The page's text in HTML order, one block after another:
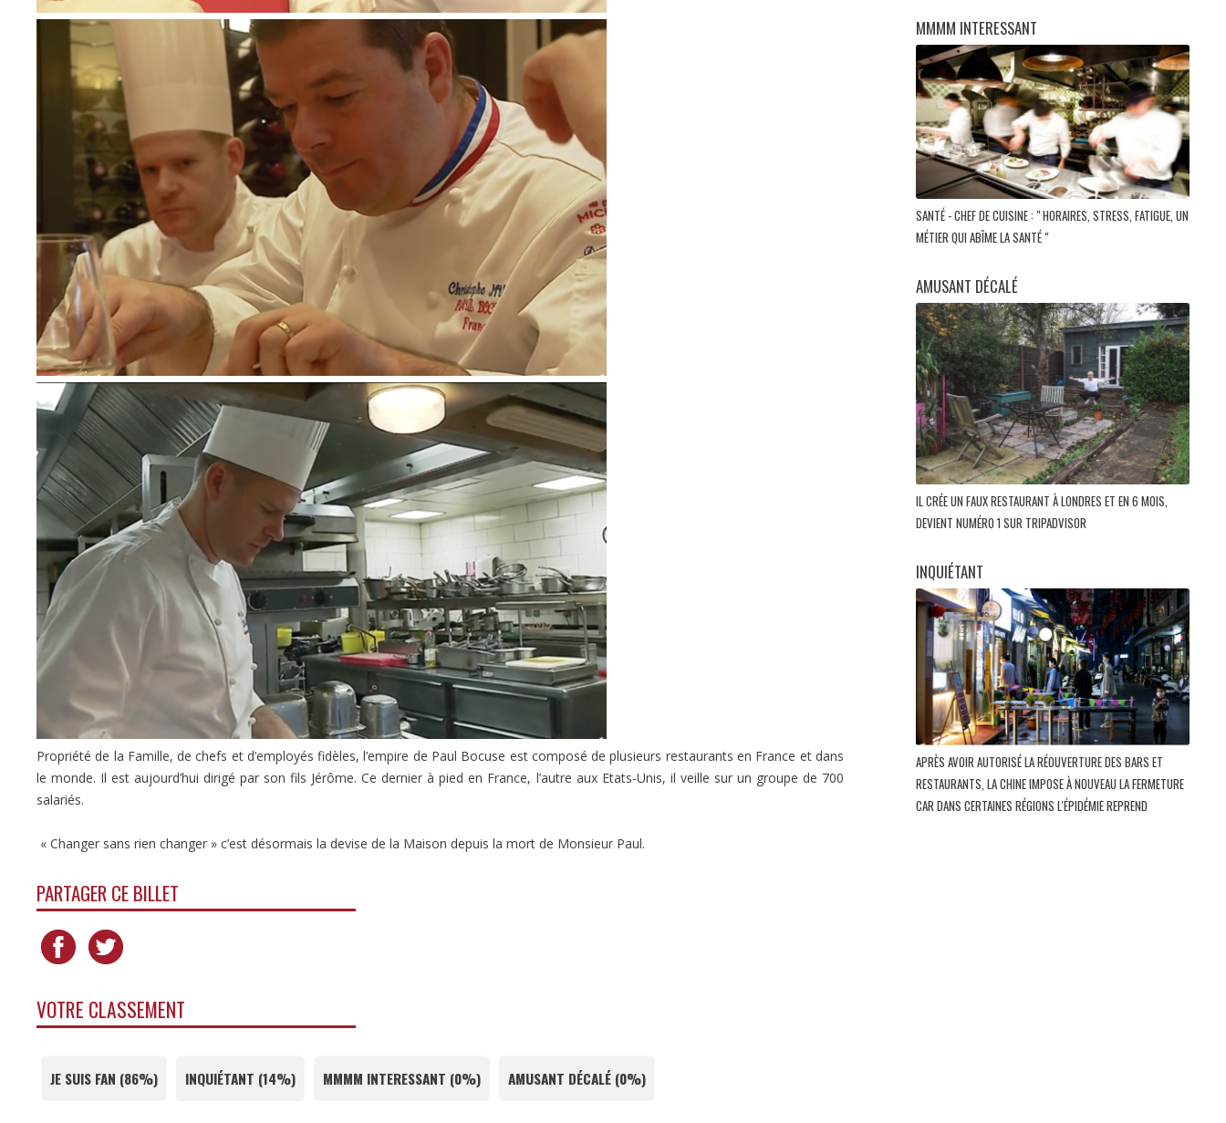
Propriété de la Famille, de chefs et d’employés fidèles, l’empire de Paul Bocuse est composé de plusieurs restaurants en France et dans
le monde. Il est aujourd’hui dirigé par son fils Jérôme. Ce dernier à pied en France, l’autre aux Etats-Unis, il veille sur un groupe de 700
salariés.
« Changer sans rien changer » c’est désormais la devise de la Maison depuis la mort de Monsieur Paul.
PARTAGER CE BILLET
VOTRE CLASSEMENT
JE SUIS FAN (86%) INQUIÉTANT (14%) MMMM INTERESSANT (0%) AMUSANT DÉCALÉ (0%)
MMMM INTERESSANT
SANTÉ - CHEF DE CUISINE : " HORAIRES, STRESS, FATIGUE, UN
MÉTIER QUI ABÎME LA SANTÉ "
AMUSANT DÉCALÉ
IL CRÉE UN FAUX RESTAURANT À LONDRES ET EN 6 MOIS,
DEVIENT NUMÉRO 1 SUR TRIPADVISOR
INQUIÉTANT
APRÈS AVOIR AUTORISÉ LA RÉOUVERTURE DES BARS ET
RESTAURANTS, LA CHINE IMPOSE À NOUVEAU LA FERMETURE
CAR DANS CERTAINES RÉGIONS L'ÉPIDÉMIE REPREND